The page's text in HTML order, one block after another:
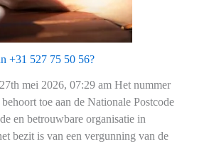
+31 527 75 50 56?
mei 2026, 07:29 am Het nummer
toe aan de Nationale Postcode
en betrouwbare organisatie in
bezit is van een vergunning van de